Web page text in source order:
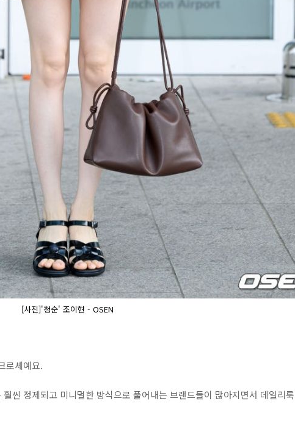
[사진]'청순' 조이현 - OSEN
로셰예요.
씬 정제되고 미니멀한 방식으로 풀어내는 브랜드들이 많아지면서 데일리